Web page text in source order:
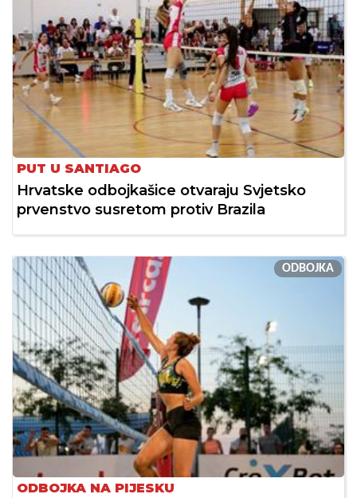
PUT U SANTIAGO
Hrvatske odbojkašice otvaraju Svjetsko
prvenstvo susretom protiv Brazila
ODBOJKA
ODBOJKA NA PIJESKU